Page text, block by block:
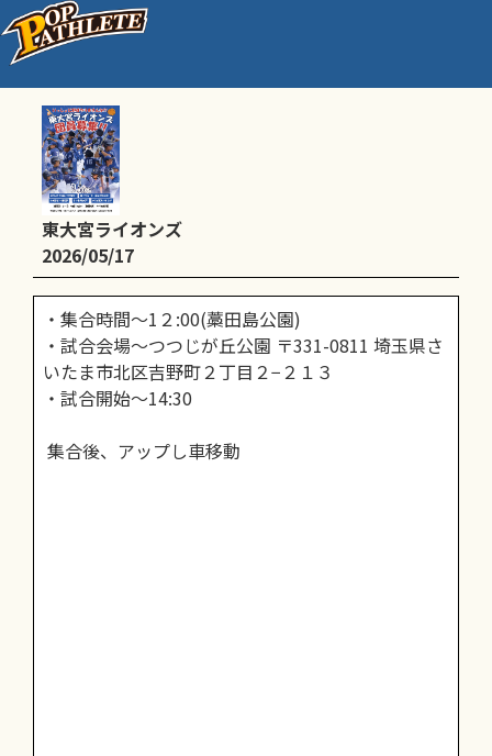
vs大宮ヤマト (前期リーグ戦)
東大宮ライオンズ
2026/05/17
・集合時間～1２:00(藁田島公園)
・試合会場～つつじが丘公園 〒331-0811 埼玉県さ
いたま市北区吉野町２丁目２−２１３
・試合開始～14:30
集合後、アップし車移動